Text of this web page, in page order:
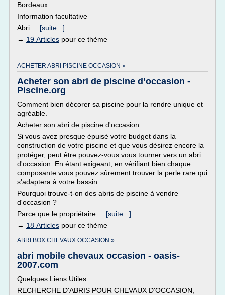
Bordeaux
Information facultative
Abri... [suite...]
→ 19 Articles pour ce thème
ACHETER ABRI PISCINE OCCASION »
Acheter son abri de piscine d’occasion -
Piscine.org
Comment bien décorer sa piscine pour la rendre unique et
agréable.
Acheter son abri de piscine d'occasion
Si vous avez presque épuisé votre budget dans la
construction de votre piscine et que vous désirez encore la
protéger, peut être pouvez-vous vous tourner vers un abri
d'occasion. En étant exigeant, en vérifiant bien chaque
composante vous pouvez sûrement trouver la perle rare qui
s'adaptera à votre bassin.
Pourquoi trouve-t-on des abris de piscine à vendre
d'occasion ?
Parce que le propriétaire... [suite...]
→ 18 Articles pour ce thème
ABRI BOX CHEVAUX OCCASION »
abri mobile chevaux occasion - oasis-
2007.com
Quelques Liens Utiles
RECHERCHE D'ABRIS POUR CHEVAUX D'OCCASION,